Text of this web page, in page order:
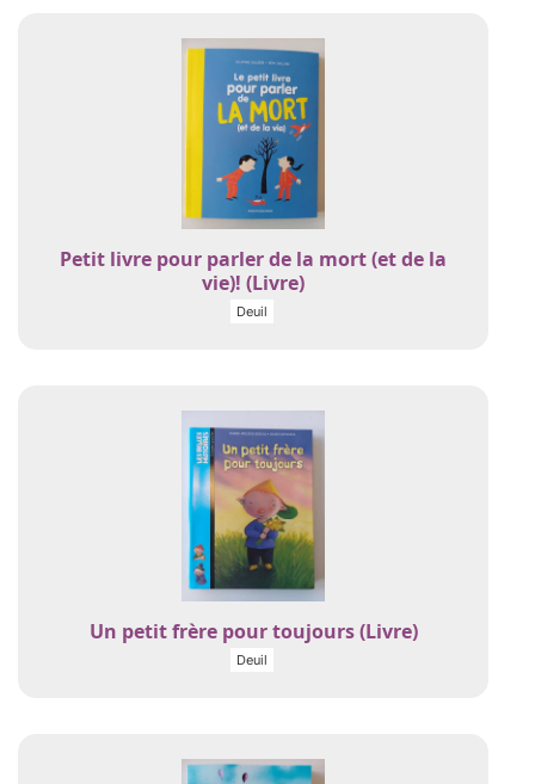
Petit livre pour parler de la mort (et de la
vie)! (Livre)
Deuil
Un petit frère pour toujours (Livre)
Deuil